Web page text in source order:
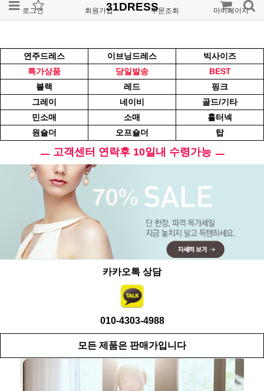
로그인 회원가입 주문조회 마이페이지
31DRESS
연주드레스 이브닝드레스
빅사이즈
특가상품
당일발송
BEST
블랙
레드
핑크
그레이
네이비
골드/기타
민소매
소매
홀터넥
원숄더
오프숄더 탑
ㅡ 고객센터 연락후 10일내 수령가능 ㅡ
카카오톡 상담
010-4303-4988
모든 제품은 판매가입니다